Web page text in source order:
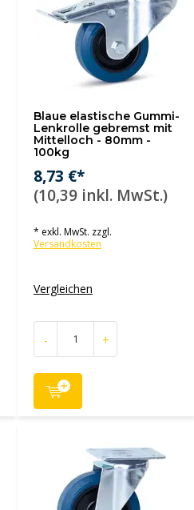
Blaue elastische Gummi-
Lenkrolle gebremst mit
Mittelloch - 80mm -
100kg
8,73 €*
(10,39 inkl. MwSt.)
* exkl. MwSt. zzgl.
Versandkosten
Vergleichen
- +